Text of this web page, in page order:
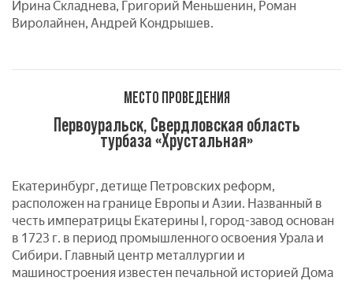
Ирина Складнева, Григорий Меньшенин, Роман
Виролайнен, Андрей Кондрышев.
МЕСТО ПРОВЕДЕНИЯ
Первоуральск, Свердловская область
турбаза «Хрустальная»
Екатеринбург, детище Петровских реформ,
расположен на границе Европы и Азии. Названный в
честь императрицы Екатерины I, город-завод основан
в 1723 г. в период промышленного освоения Урала и
Сибири. Главный центр металлургии и
машиностроения известен печальной историей Дома